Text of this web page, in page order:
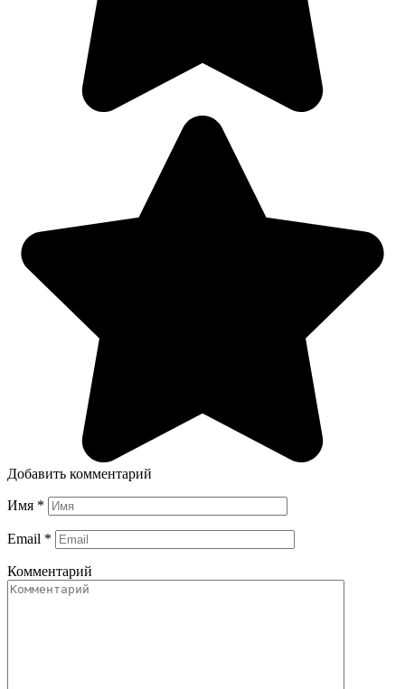
Добавить комментарий
Имя *
Email *
Комментарий